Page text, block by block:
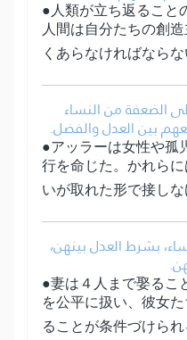
●人類が立ち返ること
人間は自分たちの創
くあらなければならな
الضعفة من النساء
بين العدل والفضل.
●アッラーは女性や孤
行を命じた。かれら
いが取れた形で接しな
بشرط العدل بينهن،
●妻は４人まで娶るこ
を公平に扱い、彼女
ることが条件づけられ